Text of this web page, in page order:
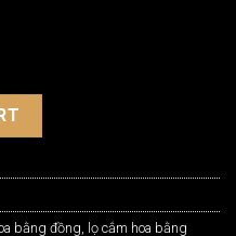
quantity
bằng đồng
lọ cắm hoa bằng